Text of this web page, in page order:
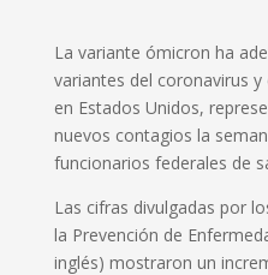
La variante ómicron ha
variantes del coronavirus
en Estados Unidos,
nuevos contagios la
funcionarios federales de
Las cifras divulgadas por
la Prevención de
inglés) mostraron un